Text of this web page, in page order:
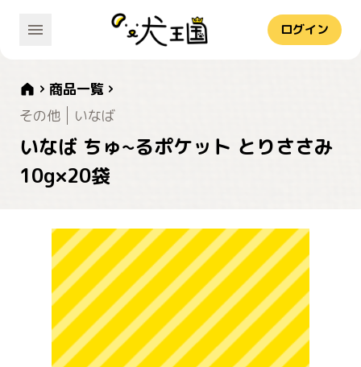
ログイン
商品一覧
その他
いなば
いなば ちゅ~るポケット とりささみ
10g×20袋